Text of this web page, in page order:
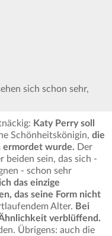
sich schon sehr,
Katy Perry soll
Schönheitskönigin, die
ermordet wurde. Der
beiden sein, das sich -
- schon sehr
das einzige
das seine Form nicht
Alter. Bei
verblüffend.
Übrigens: auch die